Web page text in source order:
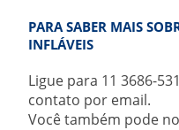
PARA SABER MAIS
INFLÁVEIS
Ligue para 11 3686-
contato por email.
Você também pode